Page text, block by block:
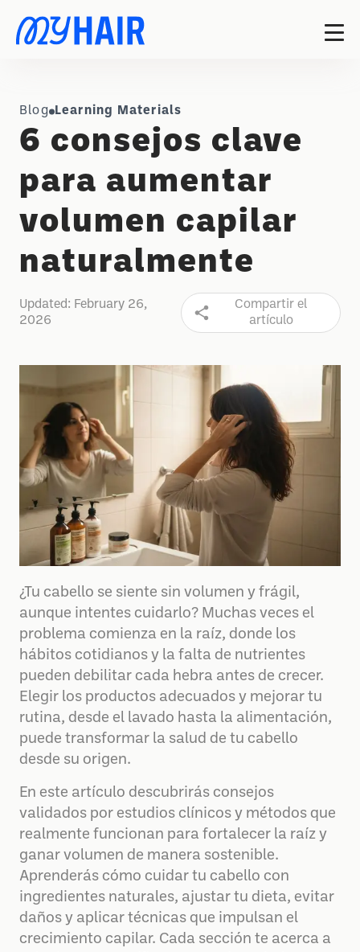
Blog Learning Materials
6 consejos clave
para aumentar
volumen capilar
naturalmente
Updated: February 26,
2026
Compartir el
artículo
¿Tu cabello se siente sin volumen y frágil,
aunque intentes cuidarlo? Muchas veces el
problema comienza en la raíz, donde los
hábitos cotidianos y la falta de nutrientes
pueden debilitar cada hebra antes de crecer.
Elegir los productos adecuados y mejorar tu
rutina, desde el lavado hasta la alimentación,
puede transformar la salud de tu cabello
desde su origen.
En este artículo descubrirás consejos
validados por estudios clínicos y métodos que
realmente funcionan para fortalecer la raíz y
ganar volumen de manera sostenible.
Aprenderás cómo cuidar tu cabello con
ingredientes naturales, ajustar tu dieta, evitar
daños y aplicar técnicas que impulsan el
crecimiento capilar. Cada sección te acerca a